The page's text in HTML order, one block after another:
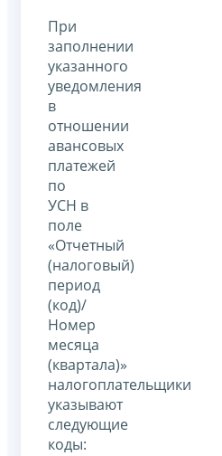
При
заполнении
указанного
уведомления
в
отношении
авансовых
платежей
по
УСН в
поле
«Отчетный
(налоговый)
период
(код)/
Номер
месяца
(квартала)»
налогоплательщики
указывают
следующие
коды: